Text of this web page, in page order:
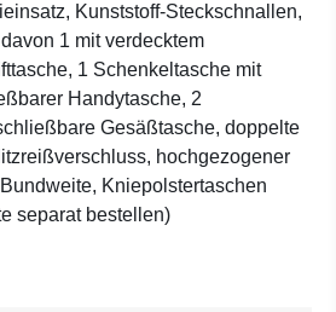
Kunststoff-Steckschnallen,
1 mit verdecktem
1 Schenkeltasche mit
Handytasche, 2
Gesäßtasche, doppelte
hochgezogener
Kniepolstertaschen
separat bestellen)